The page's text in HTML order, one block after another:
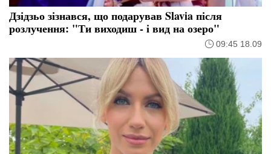
Дзідзьо зізнався, що подарував Slavia після
розлучення: "Ти виходиш - і вид на озеро"
09:45 18.09